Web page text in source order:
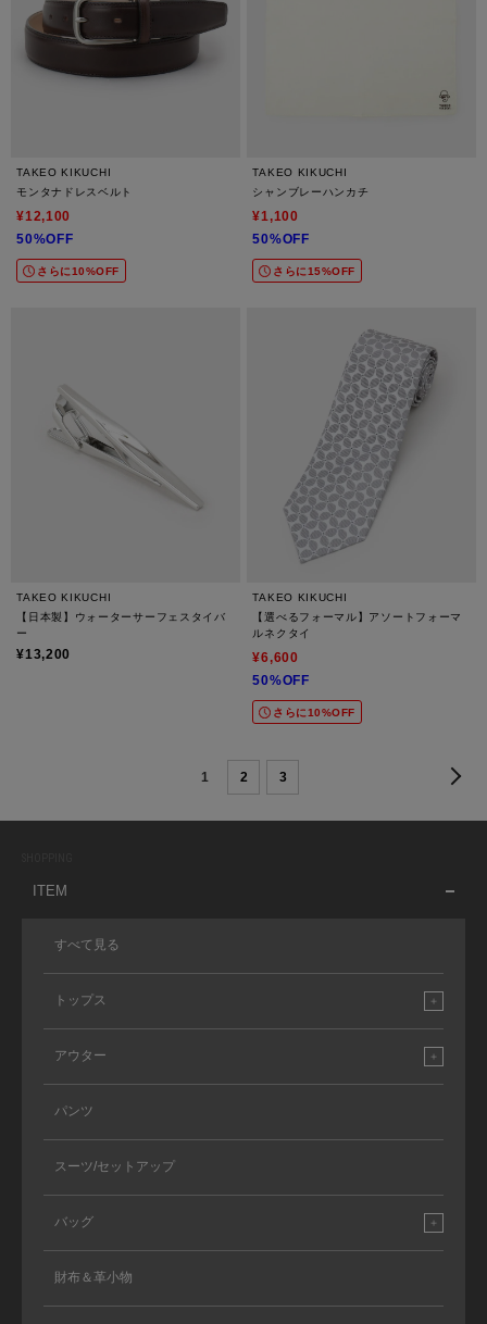
TAKEO KIKUCHI
モンタナドレスベルト
¥12,100
50%OFF
さらに10%OFF
TAKEO KIKUCHI
シャンブレーハンカチ
¥1,100
50%OFF
さらに15%OFF
TAKEO KIKUCHI
【日本製】ウォーターサーフェスタイバ
ー
¥13,200
TAKEO KIKUCHI
【選べるフォーマル】アソートフォーマ
ルネクタイ
¥6,600
50%OFF
さらに10%OFF
1 2 3
ITEM
すべて見る
トップス
アウター
パンツ
スーツ/セットアップ
バッグ
財布＆革小物